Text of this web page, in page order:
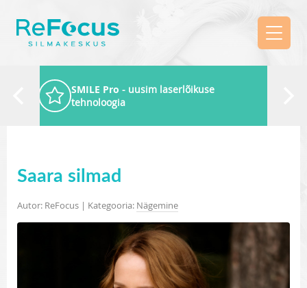
SMILE Pro - uusim laserlõikuse
tehnoloogia
Saara silmad
Autor: ReFocus | Kategooria: Nägemine